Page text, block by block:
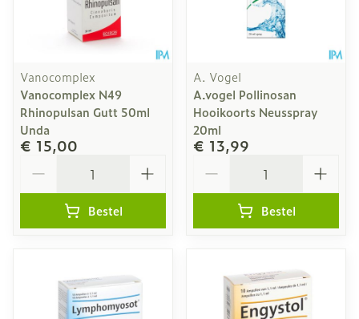
Vanocomplex
Vanocomplex N49
Rhinopulsan Gutt 50ml
Unda
€ 15,00
Bestel
A. Vogel
A.vogel Pollinosan
Hooikoorts Neusspray
20ml
€ 13,99
Bestel